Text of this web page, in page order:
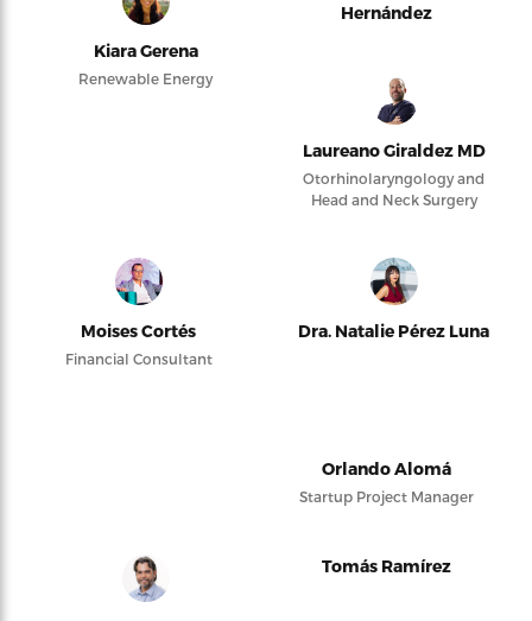
Kiara Gerena
Renewable Energy
Hernández
Laureano Giraldez MD
Otorhinolaryngology and
Head and Neck Surgery
Moises Cortés
Financial Consultant
Dra. Natalie Pérez Luna
Orlando Alomá
Startup Project Manager
Tomás Ramírez